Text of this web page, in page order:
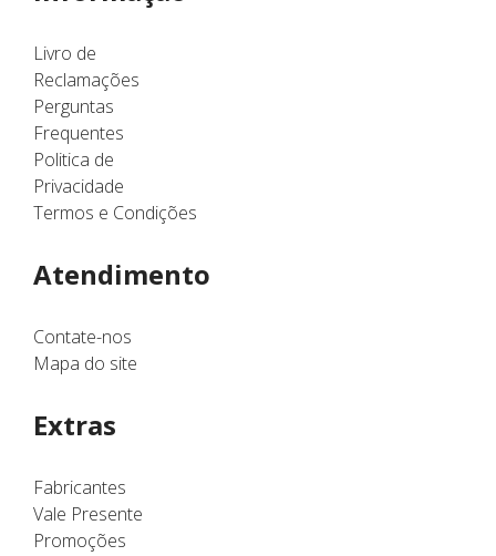
Livro de
Reclamações
Perguntas
Frequentes
Politica de
Privacidade
Termos e Condições
Atendimento
Contate-nos
Mapa do site
Extras
Fabricantes
Vale Presente
Promoções